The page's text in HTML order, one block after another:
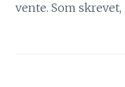
vente. Som skrevet,